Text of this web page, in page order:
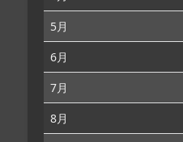
5月
6月
7月
8月